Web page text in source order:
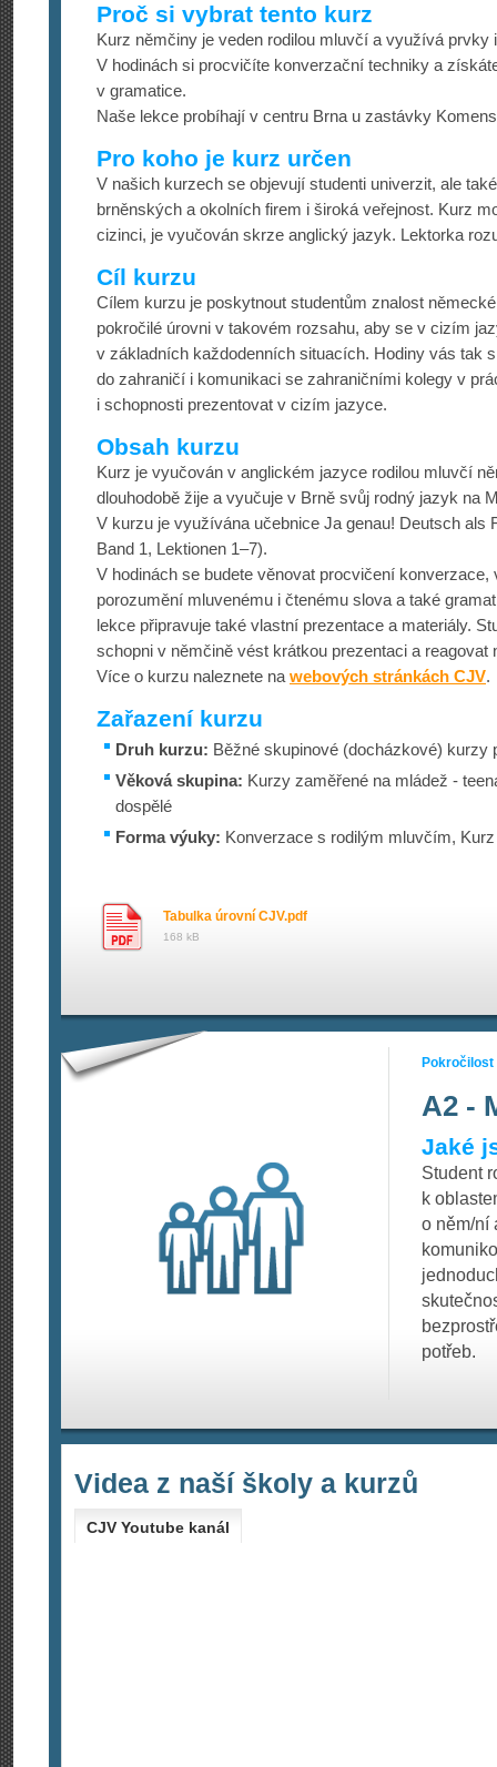
Proč si vybrat tento kurz
Kurz němčiny je veden rodilou mluvčí a využívá prvky
V hodinách si procvičíte konverzační techniky a
v gramatice.
Naše lekce probíhají v centru Brna u zastávky
Pro koho je kurz určen
V našich kurzech se objevují studenti univerzit, ale
brněnských a okolních firem i široká veřejnost. Kurz
cizinci, je vyučován skrze anglický jazyk. Lektorka
Cíl kurzu
Cílem kurzu je poskytnout studentům znalost
pokročilé úrovni v takovém rozsahu, aby se v cizím
v základních každodenních situacích. Hodiny vás tak
do zahraničí i komunikaci se zahraničními kolegy v
i schopnosti prezentovat v cizím jazyce.
Obsah kurzu
Kurz je vyučován v anglickém jazyce rodilou mluvčí
dlouhodobě žije a vyučuje v Brně svůj rodný jazyk na
V kurzu je využívána učebnice Ja genau! Deutsch als
Band 1, Lektionen 1–7).
V hodinách se budete věnovat procvičení konverzace,
porozumění mluvenému i čtenému slova a také
lekce připravuje také vlastní prezentace a materiály.
schopni v němčině vést krátkou prezentaci a reagovat
Více o kurzu naleznete na webových stránkách CJV.
Zařazení kurzu
Druh kurzu: Běžné skupinové (docházkové) kurzy
Věková skupina: Kurzy zaměřené na mládež -
dospělé
Forma výuky: Konverzace s rodilým mluvčím,
Tabulka úrovní CJV.pdf
168 kB
Pokročilost
A2 -
Jaké
Student
k
o něm/ní
potřeb.
Videa z naší školy a kurzů
CJV Youtube kanál